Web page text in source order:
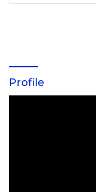
Profile